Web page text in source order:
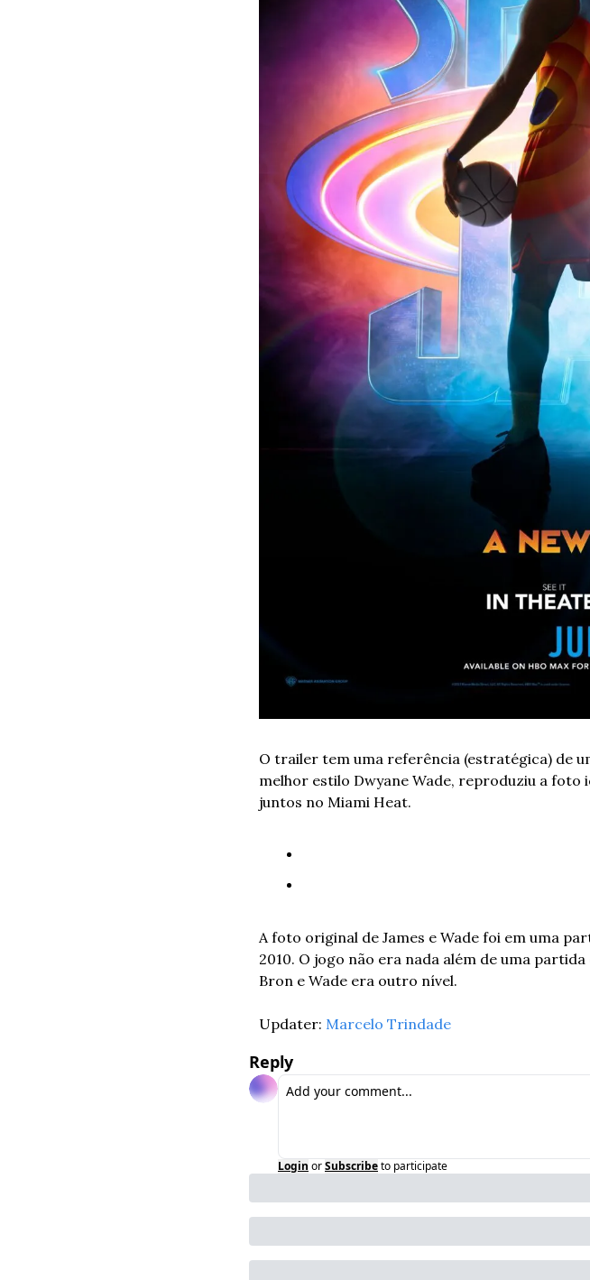
O trailer tem uma referência (estratégica) de
melhor estilo Dwyane Wade, reproduziu a foto
juntos no Miami Heat.
A foto original de James e Wade foi em uma
2010. O jogo não era nada além de uma
Bron e Wade era outro nível.
Updater: Marcelo Trindade
Reply
Login orSubscribeto participate